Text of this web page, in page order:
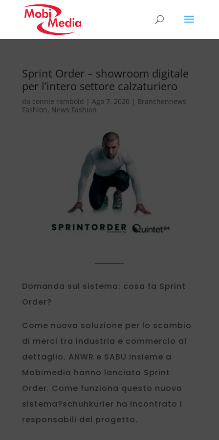
Sprint Order – showroom digitale
per l’intero settore calzaturiero
da connie rambold | Ago 7, 2020 | Branchennews
Fashion, News Fashion
Domanda sul sistema: cosa fa Sprint
Order?
Come nuova soluzione per lo scambio
di merci tra industria e commercio al
dettaglio, ANWR e SABU insieme a
Mobimedia hanno lanciato Sprint
Order. Come funziona questo nuovo
sistema?schuhkurier ha incontrato i
responsabili del progetto.